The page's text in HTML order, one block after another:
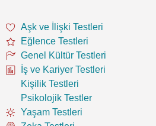
Aşk ve İlişki Testleri
Eğlence Testleri
Genel Kültür Testleri
İş ve Kariyer Testleri
Kişilik Testleri
Psikolojik Testler
Yaşam Testleri